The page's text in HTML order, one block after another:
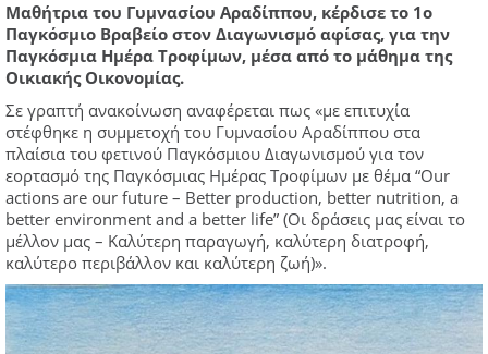
Μαθήτρια του Γυμνασίου Αραδίππου, κέρδισε το 1ο
Παγκόσμιο Βραβείο στον Διαγωνισμό αφίσας, για την
Παγκόσμια Ημέρα Τροφίμων, μέσα από το μάθημα της
Οικιακής Οικονομίας.
Σε γραπτή ανακοίνωση αναφέρεται πως «με επιτυχία
στέφθηκε η συμμετοχή του Γυμνασίου Αραδίππου στα
πλαίσια του φετινού Παγκόσμιου Διαγωνισμού για τον
εορτασμό της Παγκόσμιας Ημέρας Τροφίμων με θέμα “Our
actions are our future – Better production, better nutrition, a
better environment and a better life” (Οι δράσεις μας είναι το
μέλλον μας – Καλύτερη παραγωγή, καλύτερη διατροφή,
καλύτερο περιβάλλον και καλύτερη ζωή)».